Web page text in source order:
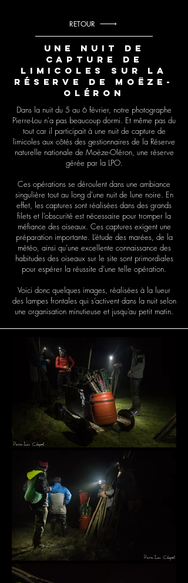
RETOUR
Une nuit de
capture de
limicoles sur la
réserve de Moëze-
Oléron
Dans la nuit du 5 au 6 février, notre photographe
Pierre-Lou n'a pas beaucoup dormi. Et même pas du
tout car il participait à une nuit de capture de
limicoles aux côtés des gestionnaires de la Réserve
naturelle nationale de Moëze-Oléron, une réserve
gérée par la LPO.
Ces opérations se déroulent dans une ambiance
singulière tout au long d’une nuit de lune noire. En
effet, les captures sont réalisées dans des grands
filets et l’obscurité est nécessaire pour tromper la
méfiance des oiseaux. Ces captures exigent une
préparation importante. L’étude des marées, de la
météo, ainsi qu’une excellente connaissance des
habitudes des oiseaux sur le site sont primordiales
pour espérer la réussite d’une telle opération.
​Voici donc quelques images, réalisées à la lueur
des lampes frontales qui s’activent dans la nuit selon
une organisation minutieuse et jusqu’au petit matin.